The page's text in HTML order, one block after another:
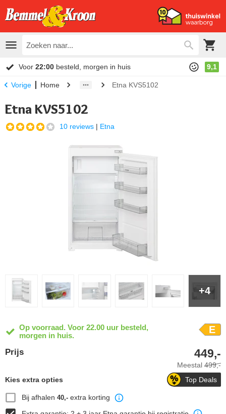
Voor 22:00 besteld, morgen in huis 9,1
Vorige Home Etna KVS5102
Etna KVS5102
10 reviews | Etna
+4
Op voorraad. Voor 22.00 uur besteld,
morgen in huis.
E
Prijs
Meestal 499,-
449,-
Top Deals
Kies extra opties
Bij afhalen 40,-extra korting